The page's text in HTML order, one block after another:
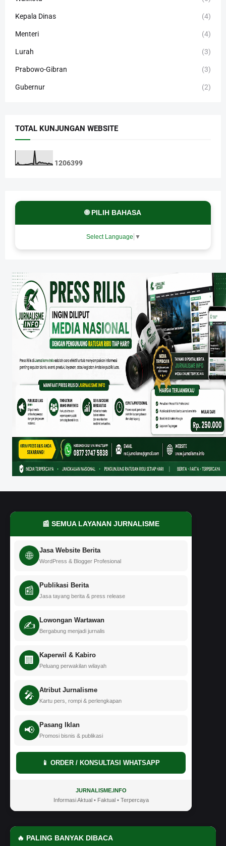
Kepala Dinas (4)
Menteri (4)
Lurah (3)
Prabowo-Gibran (3)
Gubernur (2)
TOTAL KUNJUNGAN WEBSITE
1206399
🌐 PILIH BAHASA
Select Language ▼
📰 SEMUA LAYANAN JURNALISME
🌐 Jasa Website Berita
WordPress & Blogger Profesional
📰 Publikasi Berita
Jasa tayang berita & press release
✍️ Lowongan Wartawan
Bergabung menjadi jurnalis
🏢 Kaperwil & Kabiro
Peluang perwakilan wilayah
🎤 Atribut Jurnalisme
Kartu pers, rompi & perlengkapan
📢 Pasang Iklan
Promosi bisnis & publikasi
📱 ORDER / KONSULTASI WHATSAPP
JURNALISME.INFO
Informasi Aktual • Faktual • Terpercaya
🔥 PALING BANYAK DIBACA